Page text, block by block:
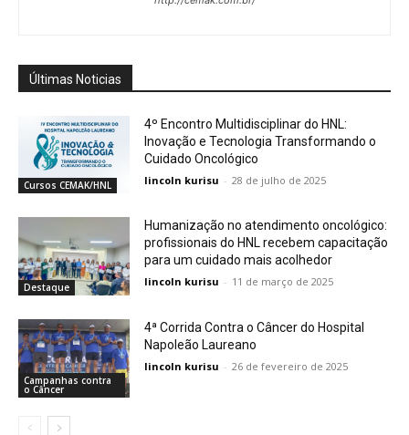
Últimas Noticias
Cursos CEMAK/HNL
4º Encontro Multidisciplinar do HNL:
Inovação e Tecnologia Transformando o
Cuidado Oncológico
lincoln kurisu - 28 de julho de 2025
Destaque
Humanização no atendimento oncológico:
profissionais do HNL recebem capacitação
para um cuidado mais acolhedor
lincoln kurisu - 11 de março de 2025
Campanhas contra
o Câncer
4ª Corrida Contra o Câncer do Hospital
Napoleão Laureano
lincoln kurisu - 26 de fevereiro de 2025